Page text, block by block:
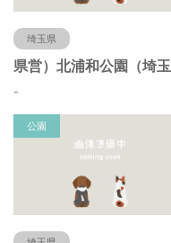
埼玉県
-
公園